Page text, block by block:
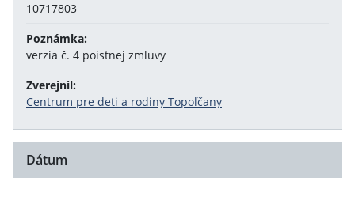
10717803
Poznámka:
verzia č. 4 poistnej zmluvy
Zverejnil:
Centrum pre deti a rodiny Topoľčany
Dátum